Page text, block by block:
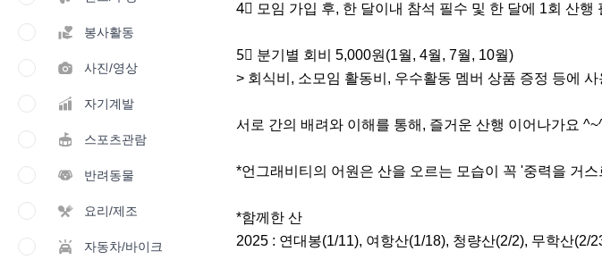
봉사활동
사진/영상
자기계발
스포츠관람
반려동물
요리/제조
자동차/바이크
4⃣ 모임 가입 후, 한 달이내 참석 필수 및 한 달에 1회 산행
5⃣ 분기별 회비 5,000원(1월, 4월, 7월, 10월)
> 회식비, 소모임 활동비, 우수활동 멤버 상품 증정 등에 사
서로 간의 배려와 이해를 통해, 즐거운 산행 이어나가요
*언그래비티의 어원은 산을 오르는 모습이 꼭 '중력을 거
*함께한 산
2025 : 연대봉(1/11), 여항산(1/18), 청량산(2/2), 무학산(2/